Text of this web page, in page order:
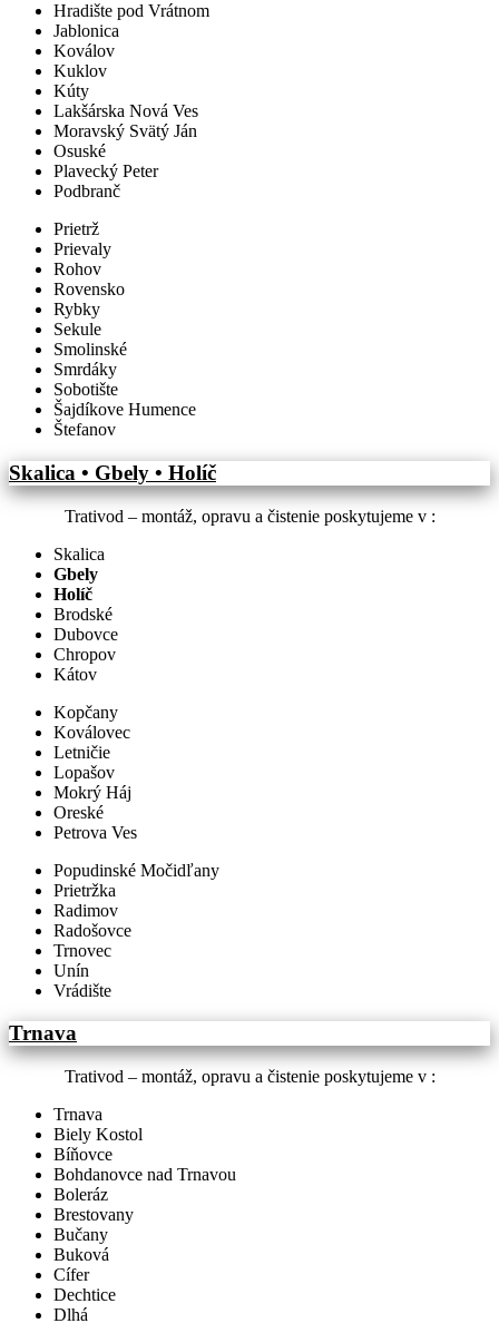
Hradište pod Vrátnom
Jablonica
Koválov
Kuklov
Kúty
Lakšárska Nová Ves
Moravský Svätý Ján
Osuské
Plavecký Peter
Podbranč
Prietrž
Prievaly
Rohov
Rovensko
Rybky
Sekule
Smolinské
Smrdáky
Sobotište
Šajdíkove Humence
Štefanov
Skalica • Gbely • Holíč
Trativod – montáž, opravu a čistenie poskytujeme v :
Skalica
Gbely
Holíč
Brodské
Dubovce
Chropov
Kátov
Kopčany
Koválovec
Letničie
Lopašov
Mokrý Háj
Oreské
Petrova Ves
Popudinské Močidľany
Prietržka
Radimov
Radošovce
Trnovec
Unín
Vrádište
Trnava
Trativod – montáž, opravu a čistenie poskytujeme v :
Trnava
Biely Kostol
Bíňovce
Bohdanovce nad Trnavou
Boleráz
Brestovany
Bučany
Buková
Cífer
Dechtice
Dlhá